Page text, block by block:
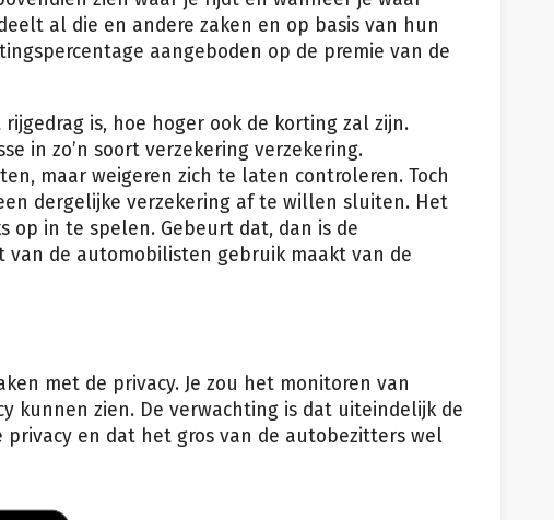
al die en andere zaken en op basis van hun
aangeboden op de premie van de
is, hoe hoger ook de korting zal zijn.
in zo’n soort verzekering verzekering.
maar weigeren zich te laten controleren. Toch
dergelijke verzekering af te willen sluiten. Het
op in te spelen. Gebeurt dat, dan is de
de automobilisten gebruik maakt van de
met de privacy. Je zou het monitoren van
kunnen zien. De verwachting is dat uiteindelijk de
en dat het gros van de autobezitters wel